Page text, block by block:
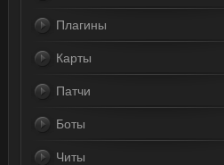
Плагины
Карты
Патчи
Боты
Читы